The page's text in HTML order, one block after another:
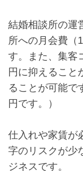
結婚相談所の運
所への月会費（1
す。また、集客
円に抑えること
ることが可能で
円です。）
仕入れや家賃が
字のリスクが少
ジネスです。